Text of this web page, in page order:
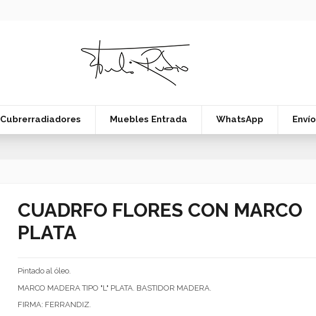
Cubrerradiadores Muebles Entrada WhatsApp Envío
CUADRFO FLORES CON MARCO
PLATA
Pintado al óleo.
MARCO MADERA TIPO "L" PLATA. BASTIDOR MADERA.
FIRMA: FERRANDIZ.